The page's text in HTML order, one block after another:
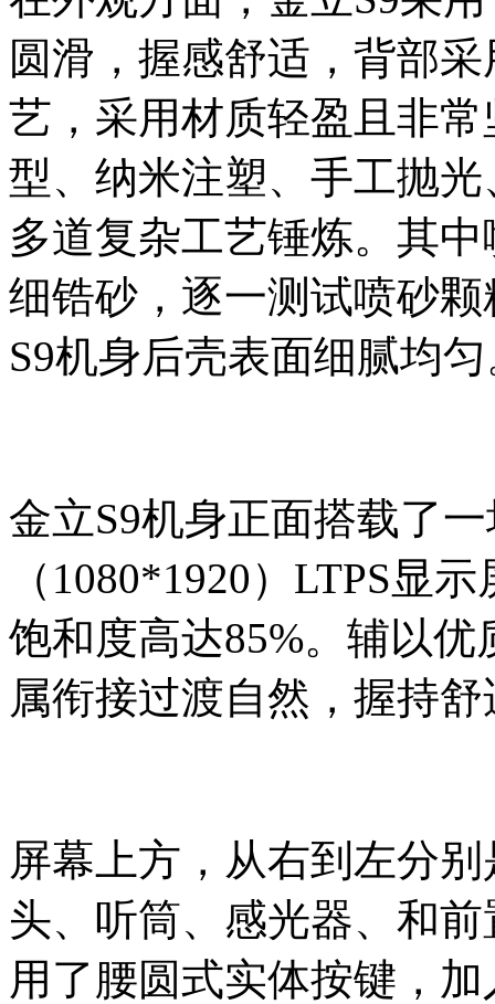
圆滑，握感舒适，背部
艺，采用材质轻盈且非
型、纳米注塑、手工抛
多道复杂工艺锤炼。其
细锆砂，逐一测试喷砂
S9机身后壳表面细腻均
金立S9机身正面搭载了
（1080*1920）LTPS显
饱和度高达85%。辅以
属衔接过渡自然，握持舒
屏幕上方，从右到左分
头、听筒、感光器、和
用了腰圆式实体按键，